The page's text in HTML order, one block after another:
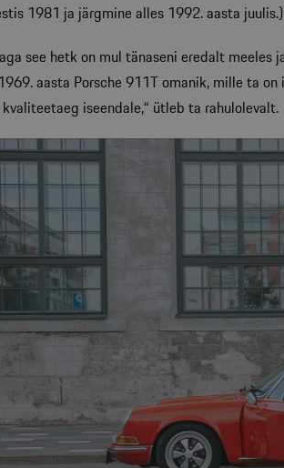
1981 ja järgmine alles 1992. aasta juulis.)
see hetk on mul tänaseni eredalt
aasta Porsche 911T omanik, mille ta
iseendale,“ ütleb ta rahulolevalt.